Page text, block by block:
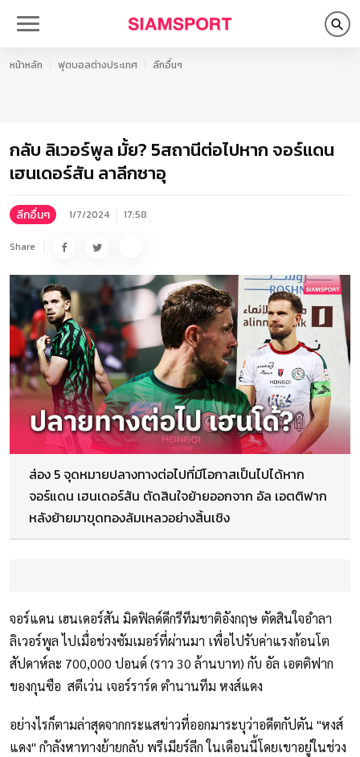
หน้าหลัก ฟุตบอลต่างประเทศ ลีกอื่นๆ
กลับ ลิเวอร์พูล มั้ย? 5สถานีต่อไปหาก จอร์แดน
เฮนเดอร์สัน ลาลีกซาอุ
ลีกอื่นๆ 1/7/2024 17:58
Share
ส่อง 5 จุดหมายปลางทางต่อไปที่มีโอกาสเป็นไปได้หาก
จอร์แดน เฮนเดอร์สัน ตัดสินใจย้ายออกจาก อัล เอตติฟาก
หลังย้ายมาขุดทองล้มเหลวอย่างสิ้นเชิง
จอร์แดน เฮนเดอร์สัน มิดฟิลด์ดีกรีทีมชาติอังกฤษ ตัดสินใจอำลา
ลิเวอร์พูล ไปเมื่อช่วงซัมเมอร์ที่ผ่านมา เพื่อไปรับค่าแรงก้อนโต
สัปดาห์ละ 700,000 ปอนด์ (ราว 30 ล้านบาท) กับ อัล เอตติฟาก
ของกุนซือ สตีเว่น เจอร์ราร์ด ตำนานทีม หงส์แดง
อย่างไรก็ตามล่าสุดจากกระแสข่าวที่ออกมาระบุว่าอดีตกัปตัน "หงส์
แดง" กำลังหาทางย้ายกลับ พรีเมียร์ลีก ในเดือนนี้โดยเขาอยู่ในช่วง